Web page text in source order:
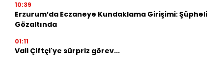
10:39
Erzurum’da Eczaneye Kundaklama Girişimi: Şüpheli
Gözaltında
01:11
Vali Çiftçi'ye sürpriz görev...